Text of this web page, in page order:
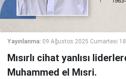
Yayınlanma: 09 Ağustos 2025 Cumartesi
Mısırlı cihat yanlısı
Muhammed el Mısri.